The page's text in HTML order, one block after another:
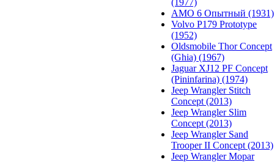
(1977)
АМО 6 Опытный (1931)
Volvo P179 Prototype
(1952)
Oldsmobile Thor Concept
(Ghia) (1967)
Jaguar XJ12 PF Concept
(Pininfarina) (1974)
Jeep Wrangler Stitch
Concept (2013)
Jeep Wrangler Slim
Concept (2013)
Jeep Wrangler Sand
Trooper II Concept (2013)
Jeep Wrangler Mopar